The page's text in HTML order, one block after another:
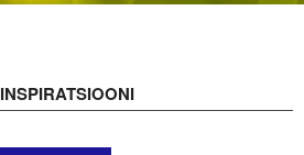
INSPIRATSIOONI